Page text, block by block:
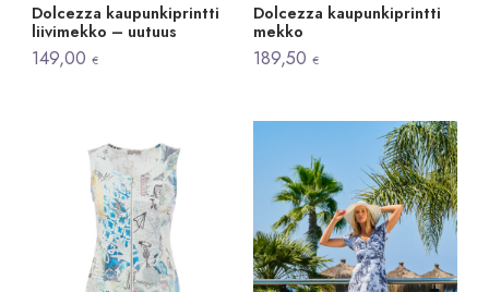
Dolcezza kaupunkiprintti
liivimekko – uutuus
149,00€
Dolcezza kaupunkiprintti
mekko
189,50 €